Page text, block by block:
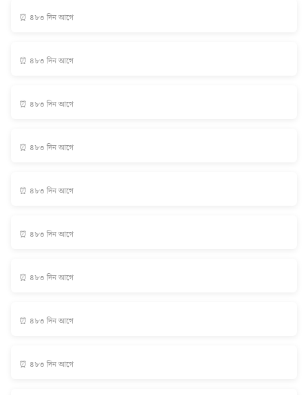
⏰ ৪৮৩ দিন আগে
⏰ ৪৮৩ দিন আগে
⏰ ৪৮৩ দিন আগে
⏰ ৪৮৩ দিন আগে
⏰ ৪৮৩ দিন আগে
⏰ ৪৮৩ দিন আগে
⏰ ৪৮৩ দিন আগে
⏰ ৪৮৩ দিন আগে
⏰ ৪৮৩ দিন আগে